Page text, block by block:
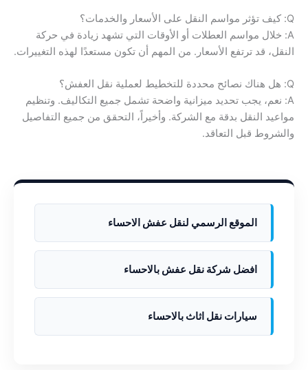
Q: كيف تؤثر مواسم النقل على الأسعار والخدمات؟
A: خلال مواسم العطلات أو الأوقات التي تشهد زيادة في حركة
النقل، قد ترتفع الأسعار. من المهم أن تكون مستعدًا لهذه التغييرات.
Q: هل هناك نصائح محددة للتخطيط لعملية نقل العفش؟
A: نعم، يجب تحديد ميزانية واضحة تشمل جميع التكاليف. وتنظيم
مواعيد النقل بدقة مع الشركة. وأخيراً، التحقق من جميع التفاصيل
والشروط قبل التعاقد.
الموقع الرسمي لنقل عفش الاحساء
افضل شركة نقل عفش بالاحساء
سيارات نقل اثاث بالاحساء